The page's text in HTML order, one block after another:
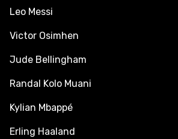
Leo Messi
Victor Osimhen
Jude Bellingham
Randal Kolo Muani
Kylian Mbappé
Erling Haaland